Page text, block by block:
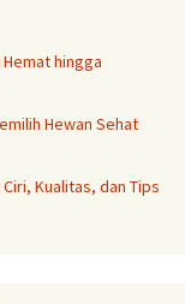
hingga
Hewan Sehat
Kualitas, dan Tips